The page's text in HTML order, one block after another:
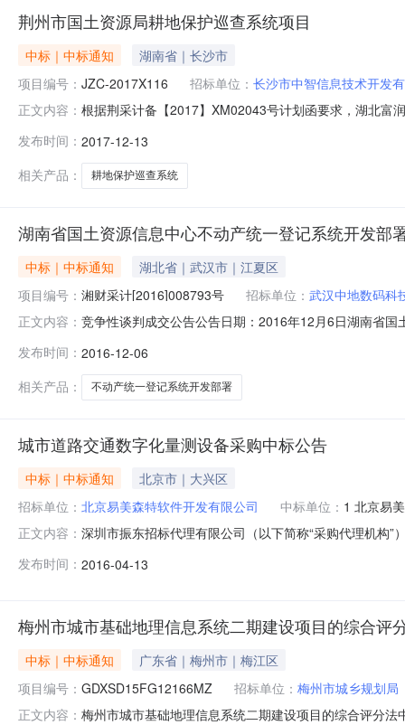
荆州市国土资源局耕地保护巡查系统项目
中标｜中标通知
湖南省｜长沙市
项目编号： JZC-2017X116 招标单位： 长沙市中智信息技术开发
正文内容： 根据荆采计备【2017】XM02043号计划函要求，湖北富
低原则确定了成交供应商。现将本次网上询价采购结果
技术开发
发布时间： 2017-12-13
相关产品：
耕地保护巡查系统
湖南省国土资源信息中心不动产统一登记系统开发部
中标｜中标通知
湖北省｜武汉市｜江夏区
项目编号： 湘财采计[2016]008793号 招标单位： 武汉中地数码科
正文内容： 竞争性谈判成交公告公告日期：2016年12月6日湖南省
购代理编号：1806720161116三、邀请供应商的情况1
发布时间： 2016-12-06
相关产品：
不动产统一登记系统开发部署
城市道路交通数字化量测设备采购中标公告
中标｜中标通知
北京市｜大兴区
招标单位： 北京易美森特软件开发有限公司 中标单位： 1 北京易
正文内容： 深圳市振东招标代理有限公司（以下简称“采购代理机构
￥759,000.00合格2北京地航科技有限公司￥
发布时间： 2016-04-13
梅州市城市基础地理信息系统二期建设项目的综合评
中标｜中标通知
广东省｜梅州市｜梅江区
项目编号： GDXSD15FG12166MZ 招标单位： 梅州市城乡规划局
正文内容： 梅州市城市基础地理信息系统二期建设项目的综合评分